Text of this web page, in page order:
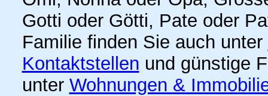
Gotti oder Götti, Pate oder
Familie finden Sie auch unter
Kontaktstellen und günstige
unter Wohnungen &